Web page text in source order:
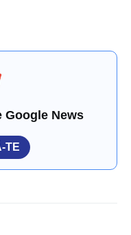
Google News
TE